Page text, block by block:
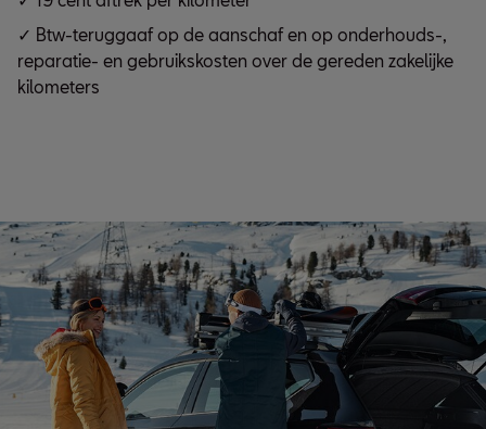
✓ Btw-teruggaaf op de aanschaf en op onderhouds-,
reparatie- en gebruikskosten over de gereden zakelijke
kilometers